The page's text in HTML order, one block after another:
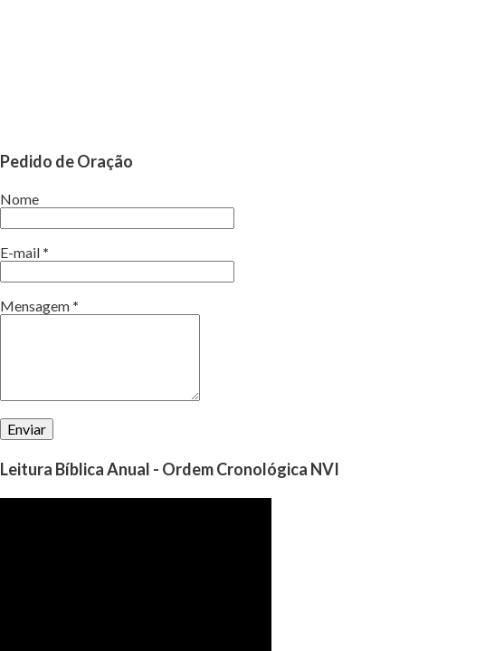
Pedido de Oração
Nome
E-mail *
Mensagem *
Leitura Bíblica Anual - Ordem Cronológica NVI